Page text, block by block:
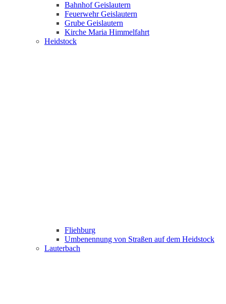
Bahnhof Geislautern
Feuerwehr Geislautern
Grube Geislautern
Kirche Maria Himmelfahrt
Heidstock
Fliehburg
Umbenennung von Straßen auf dem Heidstock
Lauterbach